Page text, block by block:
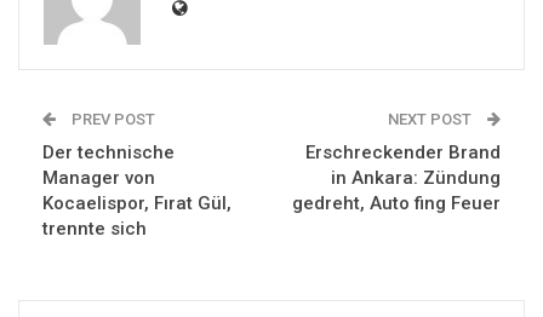
PREV POST
Der technische
Manager von
Kocaelispor, Fırat Gül,
trennte sich
NEXT POST
Erschreckender Brand
in Ankara: Zündung
gedreht, Auto fing Feuer